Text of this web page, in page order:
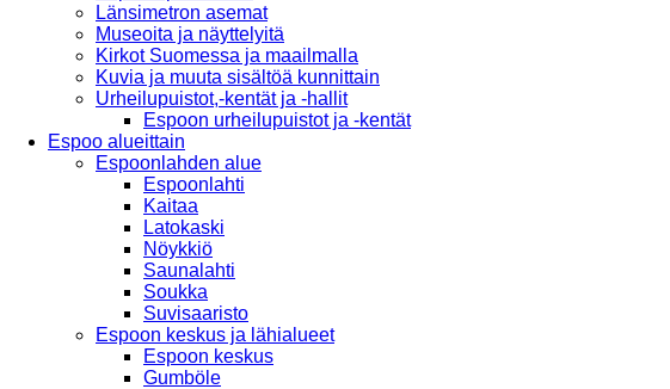
Länsimetron asemat
Museoita ja näyttelyitä
Kirkot Suomessa ja maailmalla
Kuvia ja muuta sisältöä kunnittain
Urheilupuistot,-kentät ja -hallit
Espoon urheilupuistot ja -kentät
Espoo alueittain
Espoonlahden alue
Espoonlahti
Kaitaa
Latokaski
Nöykkiö
Saunalahti
Soukka
Suvisaaristo
Espoon keskus ja lähialueet
Espoon keskus
Gumböle